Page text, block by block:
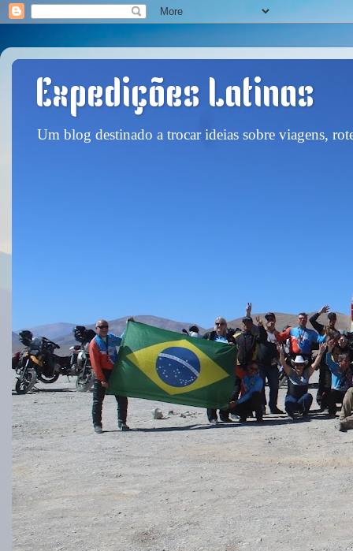
Expedições Latinas
Um blog destinado a trocar ideias sobre viagens,